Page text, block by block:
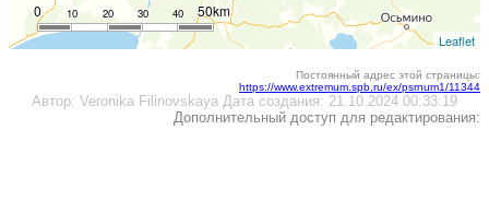
10
0 20 30 40 50km
Leaflet
Постоянный адрес этой страницы:
https://www.extremum.spb.ru/ex/psrnum1/11344
Автор: Veronika Filinovskaya Дата создания: 21.10.2024 00:33:19
Дополнительный доступ для редактирования: